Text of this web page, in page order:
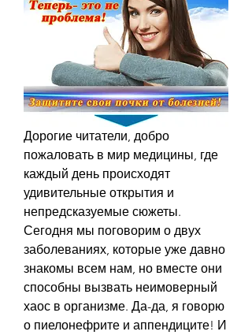
Дорогие читатели, добро
пожаловать в мир медицины, где
каждый день происходят
удивительные открытия и
непредсказуемые сюжеты.
Сегодня мы поговорим о двух
заболеваниях, которые уже давно
знакомы всем нам, но вместе они
способны вызвать неимоверный
хаос в организме. Да-да, я говорю
о пиелонефрите и аппендиците! И